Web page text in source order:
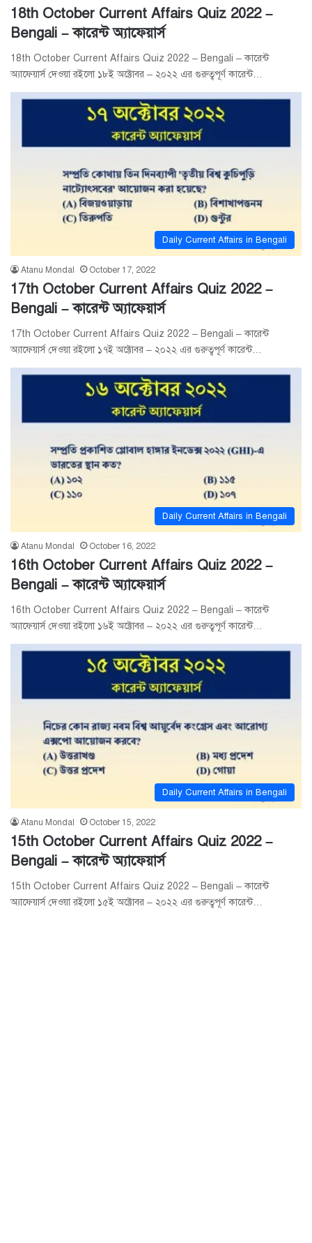
18th October Current Affairs Quiz 2022 –
Bengali – কারেন্ট অ্যাফেয়ার্স
18th October Current Affairs Quiz 2022 – Bengali – কারেন্ট
অ্যাফেয়ার্স দেওয়া রইলো ১৮ই অক্টোবর – ২০২২ এর গুরুত্বপূর্ণ কারেন্ট…
Daily Current Affairs in Bengali
Atanu Mondal October 17, 2022
17th October Current Affairs Quiz 2022 –
Bengali – কারেন্ট অ্যাফেয়ার্স
17th October Current Affairs Quiz 2022 – Bengali – কারেন্ট
অ্যাফেয়ার্স দেওয়া রইলো ১৭ই অক্টোবর – ২০২২ এর গুরুত্বপূর্ণ কারেন্ট…
Daily Current Affairs in Bengali
Atanu Mondal October 16, 2022
16th October Current Affairs Quiz 2022 –
Bengali – কারেন্ট অ্যাফেয়ার্স
16th October Current Affairs Quiz 2022 – Bengali – কারেন্ট
অ্যাফেয়ার্স দেওয়া রইলো ১৬ই অক্টোবর – ২০২২ এর গুরুত্বপূর্ণ কারেন্ট…
Daily Current Affairs in Bengali
Atanu Mondal October 15, 2022
15th October Current Affairs Quiz 2022 –
Bengali – কারেন্ট অ্যাফেয়ার্স
15th October Current Affairs Quiz 2022 – Bengali – কারেন্ট
অ্যাফেয়ার্স দেওয়া রইলো ১৫ই অক্টোবর – ২০২২ এর গুরুত্বপূর্ণ কারেন্ট…